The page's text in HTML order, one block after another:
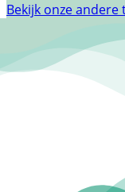
Bekijk onze andere